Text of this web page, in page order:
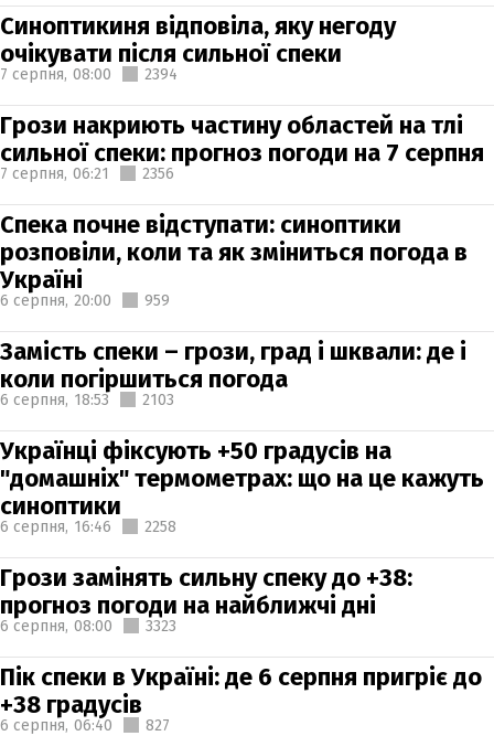
Синоптикиня відповіла, яку негоду
очікувати після сильної спеки
7 серпня, 08:00 2394
Грози накриють частину областей на тлі
сильної спеки: прогноз погоди на 7 серпня
7 серпня, 06:21 2356
Спека почне відступати: синоптики
розповіли, коли та як зміниться погода в
Україні
6 серпня, 20:00 959
Замість спеки – грози, град і шквали: де і
коли погіршиться погода
6 серпня, 18:53 2103
Українці фіксують +50 градусів на
"домашніх" термометрах: що на це кажуть
синоптики
6 серпня, 16:46 2258
Грози замінять сильну спеку до +38:
прогноз погоди на найближчі дні
6 серпня, 08:00 3323
Пік спеки в Україні: де 6 серпня пригріє до
+38 градусів
6 серпня, 06:40 827